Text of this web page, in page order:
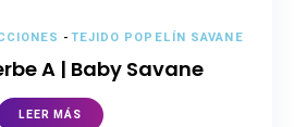
-TEJIDO POPELÍN SAVANE
A | Baby Savane
LEER MÁS